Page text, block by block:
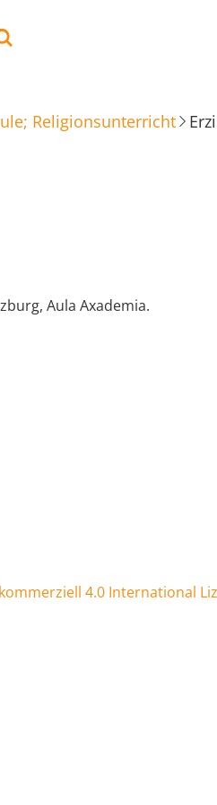
Religionsunterricht
Aula Axademia.
4.0 International